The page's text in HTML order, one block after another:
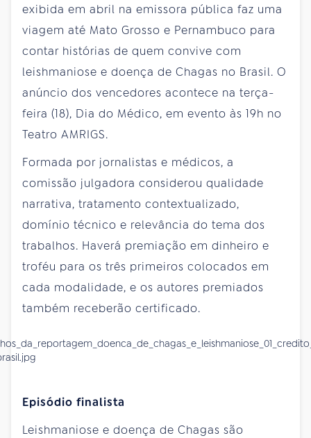
exibida em abril na emissora pública faz uma
viagem até Mato Grosso e Pernambuco para
contar histórias de quem convive com
leishmaniose e doença de Chagas no Brasil. O
anúncio dos vencedores acontece na terça-
feira (18), Dia do Médico, em evento às 19h no
Teatro AMRIGS.
Formada por jornalistas e médicos, a
comissão julgadora considerou qualidade
narrativa, tratamento contextualizado,
domínio técnico e relevância do tema dos
trabalhos. Haverá premiação em dinheiro e
troféu para os três primeiros colocados em
cada modalidade, e os autores premiados
também receberão certificado.
Episódio finalista
Leishmaniose e doença de Chagas são